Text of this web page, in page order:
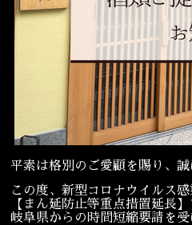
平素は格別のご愛顧を賜り、
この度、新型コロナウイルス
【まん延防止等重点措置延長】
岐阜県からの時間短縮要請を受